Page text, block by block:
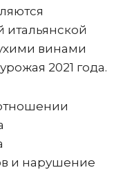
винами
2021 года.
и нарушение